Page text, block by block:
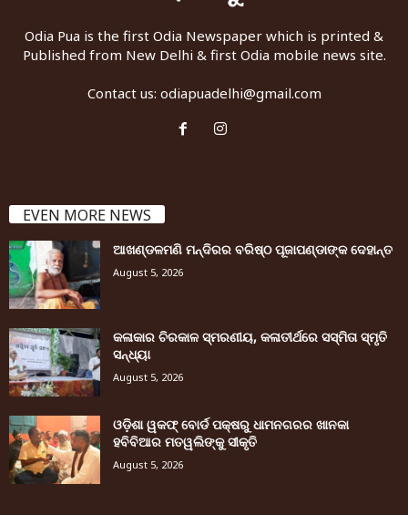
Odia Pua is the first Odia Newspaper which is printed &
Published from New Delhi & first Odia mobile news site.
Contact us: odiapuadelhi@gmail.com
EVEN MORE NEWS
ଆଖଣ୍ଡଳମଣି ମନ୍ଦିରର ବରିଷ୍ଠ ପୂଜାପଣ୍ଡାଙ୍କ ଦେହାନ୍ତ
August 5, 2026
କଳାକାର ଚିରକାଳ ସ୍ମରଣୀୟ, କଳାତୀର୍ଥରେ ସସ୍ମିତା ସ୍ମୃତି
ସନ୍ଧ୍ୟା
August 5, 2026
ଓଡ଼ିଶା ୱକଫ୍ ବୋର୍ଡ ପକ୍ଷରୁ ଧାମନଗରର ଖାନକା
ହବିବିଆର ମତୱଲିଙ୍କୁ ସୀକୃତି
August 5, 2026